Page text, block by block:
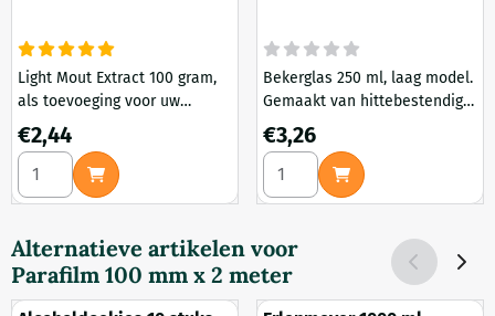
Light Mout Extract 100 gram,
als toevoeging voor uw
vloeibare en agar
voedingsbodem
Prijs: 2,44
€2,44
Aantal kiezen voor Light Mout Extract 100 gram
Bekerglas 250 ml, laag model.
Gemaakt van hittebestendig
borosilicaatglas 3.3. Voorzien
van maatverdeling en
schenktuit. Geschikt voor
verwarmen en mengen in
Prijs: 3,26
€3,26
Aantal kiezen voor
Alternatieve artikelen voor
Parafilm 100 mm x 2 meter